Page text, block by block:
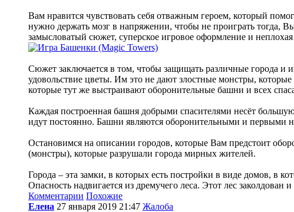
Вам нравится чувствовать себя отважным героем, который
нужно держать мозг в напряжении, чтобы не проиграть тогда,
замысловатый сюжет, суперское игровое оформление и
Сюжет заключается в том, чтобы защищать различные города и
удовольствие цветы. Им это не дают злостные монстры,
которые тут же выстраивают оборонительные башни и всех
Каждая построенная башня добрыми спасителями несёт
идут постоянно. Башни являются оборонительными и первыми
Остановимся на описании городов, которые Вам предстоит
(монстры), которые разрушали города мирных жителей.
Города – эта замки, в которых есть постройки в виде домов, в
Опасность надвигается из дремучего леса. Этот лес
Комментарии Похожие
Елена 27 января 2019 21:47 Жалоба